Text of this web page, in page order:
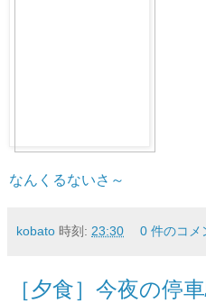
なんくるないさ～
kobato 時刻: 23:30 0 件のコメ
［夕食］今夜の停